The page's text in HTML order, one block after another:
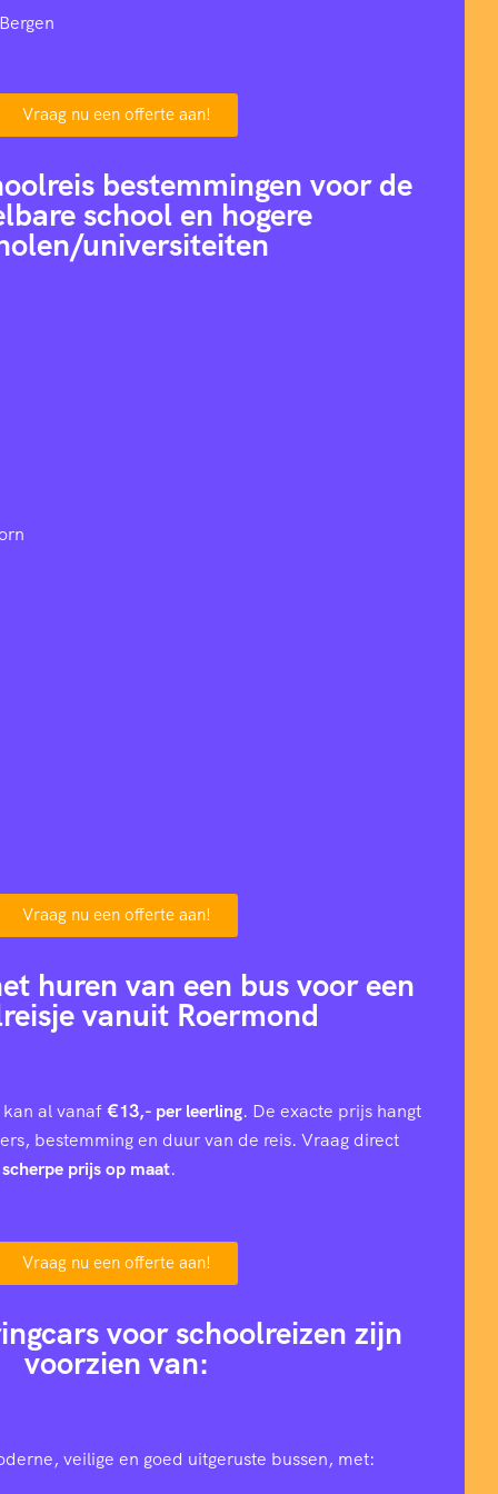
Vraag nu een offerte aan!
bestemmingen voor de
school en hogere
universiteiten
Vraag nu een offerte aan!
huren van een bus voor een
vanuit Roermond
kan al vanaf€13,- per leerling. De exacte prijs hangt
bestemming en duur van de reis. Vraag direct
scherpe prijs op maat.
Vraag nu een offerte aan!
voor schoolreizen zijn
voorzien van:
veilige en goed uitgeruste bussen, met: